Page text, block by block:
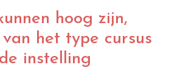
hoog zijn,
het type cursus
instelling